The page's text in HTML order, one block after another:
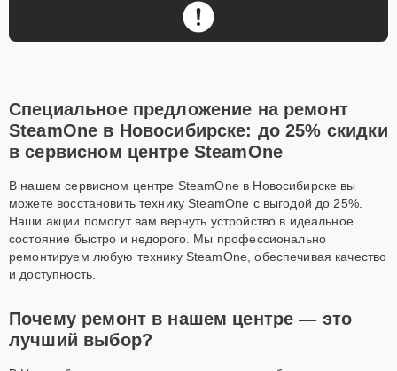
Специальное предложение на ремонт
SteamOne в Новосибирске: до 25% скидки
в сервисном центре SteamOne
В нашем сервисном центре SteamOne в Новосибирске вы
можете восстановить технику SteamOne с выгодой до 25%.
Наши акции помогут вам вернуть устройство в идеальное
состояние быстро и недорого. Мы профессионально
ремонтируем любую технику SteamOne, обеспечивая качество
и доступность.
Почему ремонт в нашем центре — это
лучший выбор?